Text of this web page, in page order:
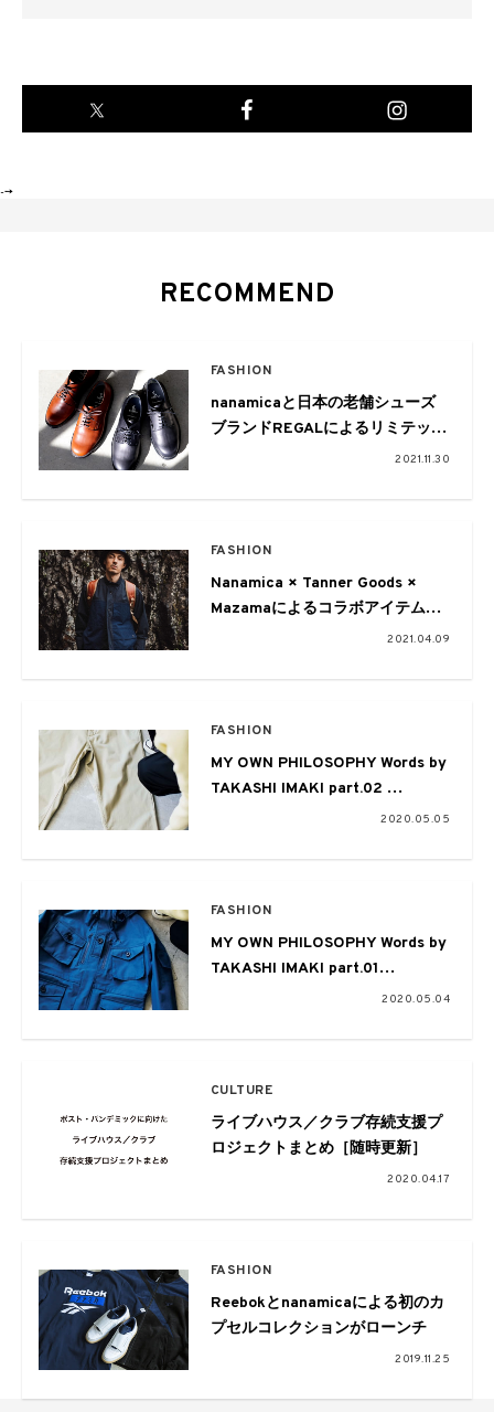
-->
RECOMMEND
FASHION
nanamicaと日本の老舗シューズ
ブランドREGALによるリミテッド
2021.11.30
FASHION
Nanamica × Tanner Goods ×
Mazamaによるコラボアイテムが
2021.04.09
FASHION
MY OWN PHILOSOPHY Words by
TAKASHI IMAKI part.02
from EYESCREAM alt. nanamica
2020.05.05
FASHION
MY OWN PHILOSOPHY Words by
TAKASHI IMAKI part.01
from EYESCREAM alt. nanamica
2020.05.04
CULTURE
ライブハウス／クラブ存続支援プ
ロジェクトまとめ［随時更新］
2020.04.17
FASHION
Reebokとnanamicaによる初のカ
プセルコレクションがローンチ
2019.11.25